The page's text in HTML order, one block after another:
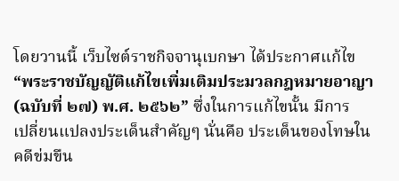
โดยวานนี้ เว็บไซต์ราชกิจจานุเบกษา ได้ประกาศแก้ไข
“พระราชบัญญัติแก้ไขเพิ่มเติมประมวลกฎหมายอาญา
(ฉบับที่ ๒๗) พ.ศ. ๒๕๖๒” ซึ่งในการแก้ไขนั้น มีการ
เปลี่ยนแปลงประเด็นสำคัญๆ นั่นคือ ประเด็นของโทษใน
คดีข่มขืน